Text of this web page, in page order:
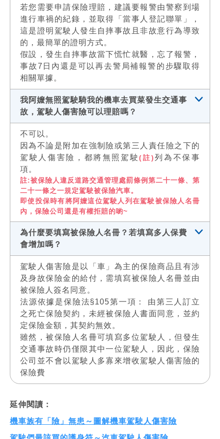
若您需要申請保險理賠，建議要報警由警察到場
進行車禍的紀錄，並取得「當事人登記聯單」，
這是證明駕駛人發生自摔事故且非故意行為導致
的，最簡單的證明方式。
假設，發生自摔事故當下慌忙就醫，忘了報警，
事故7日內還是可以再去警局補報警的步驟取得
相關單據。
我阿嬤無照駕駛騎我的機車去買菜發生交通事
故，駕駛人傷害險可以理賠嗎？
不可以。
因為不論是附加在強制險或第三人責任險之下的
駕駛人傷害險，都將無照駕駛(註)列為不保事
項。
註:被保險人違反道路交通管理處罰條例第二十一條、第
二十一條之一規定駕駛被保險汽車。
即使投保時有將阿嬤這位駕駛人列在駕駛被保險人名冊
內，保險公司還是有權拒賠的喲~
為什麼要填寫被保險人名冊？若填寫多人保費
會增加嗎？
駕駛人傷害險是以「車」為主的保險商品且有涉
及身故保險金的給付，需填寫被保險人名冊並由
被保險人簽名同意。
法源依據是保險法§105第一項： 由第三人訂立
之死亡保險契約，未經被保險人書面同意，並約
定保險金額，其契約無效。
雖然，被保險人名冊可填寫多位駕駛人，但發生
交通事故時仍僅限其中一位駕駛人，因此，保險
公司並不會以駕駛人多寡來增收駕駛人傷害險的
保險費
延伸閱讀：
機車族有「險」無患～圖解機車駕駛人傷害險